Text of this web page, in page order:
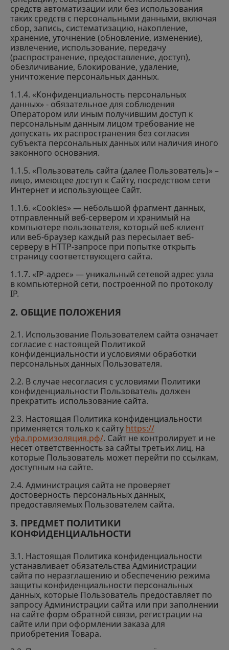
средств автоматизации или без использования
таких средств с персональными данными, включая
сбор, запись, систематизацию, накопление,
хранение, уточнение (обновление, изменение),
извлечение, использование, передачу
(распространение, предоставление, доступ),
обезличивание, блокирование, удаление,
уничтожение персональных данных.
1.1.4. «Конфиденциальность персональных
данных» - обязательное для соблюдения
Оператором или иным получившим доступ к
персональным данным лицом требование не
допускать их распространения без согласия
субъекта персональных данных или наличия иного
законного основания.
1.1.5. «Пользователь сайта (далее Пользователь)» –
лицо, имеющее доступ к Сайту, посредством сети
Интернет и использующее Сайт.
1.1.6. «Cookies» — небольшой фрагмент данных,
отправленный веб-сервером и хранимый на
компьютере пользователя, который веб-клиент
или веб-браузер каждый раз пересылает веб-
серверу в HTTP-запросе при попытке открыть
страницу соответствующего сайта.
1.1.7. «IP-адрес» — уникальный сетевой адрес узла
в компьютерной сети, построенной по протоколу
IP.
2. ОБЩИЕ ПОЛОЖЕНИЯ
2.1. Использование Пользователем сайта означает
согласие с настоящей Политикой
конфиденциальности и условиями обработки
персональных данных Пользователя.
2.2. В случае несогласия с условиями Политики
конфиденциальности Пользователь должен
прекратить использование сайта.
2.3. Настоящая Политика конфиденциальности
применяется только к сайту https://
уфа.промизоляция.рф/. Сайт не контролирует и не
несет ответственность за сайты третьих лиц, на
которые Пользователь может перейти по ссылкам,
доступным на сайте.
2.4. Администрация сайта не проверяет
достоверность персональных данных,
предоставляемых Пользователем сайта.
3. ПРЕДМЕТ ПОЛИТИКИ
КОНФИДЕНЦИАЛЬНОСТИ
3.1. Настоящая Политика конфиденциальности
устанавливает обязательства Администрации
сайта по неразглашению и обеспечению режима
защиты конфиденциальности персональных
данных, которые Пользователь предоставляет по
запросу Администрации сайта или при заполнении
на сайте форм обратной связи, регистрации на
сайте или при оформлении заказа для
приобретения Товара.